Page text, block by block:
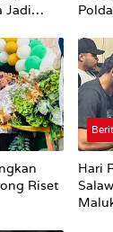
Jadi
Riset
Hari